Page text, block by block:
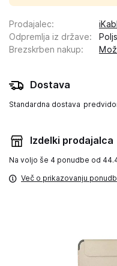
Prodajalec:
Odpremlja iz države:
Brezskrben nakup:
Dostava
Standardna dostava
Izdelki prodajalca
Na voljo še 4 ponudbe od
Več o prikazovanju ponudb